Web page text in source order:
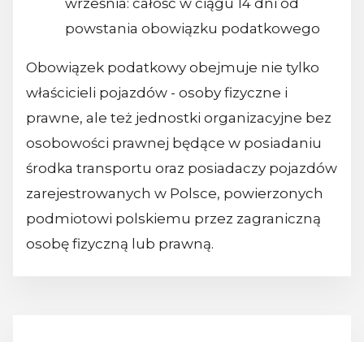
września: całość w ciągu 14 dni od
powstania obowiązku podatkowego
Obowiązek podatkowy obejmuje nie tylko
właścicieli pojazdów - osoby fizyczne i
prawne, ale też jednostki organizacyjne bez
osobowości prawnej będące w posiadaniu
środka transportu oraz posiadaczy pojazdów
zarejestrowanych w Polsce, powierzonych
podmiotowi polskiemu przez zagraniczną
osobę fizyczną lub prawną.